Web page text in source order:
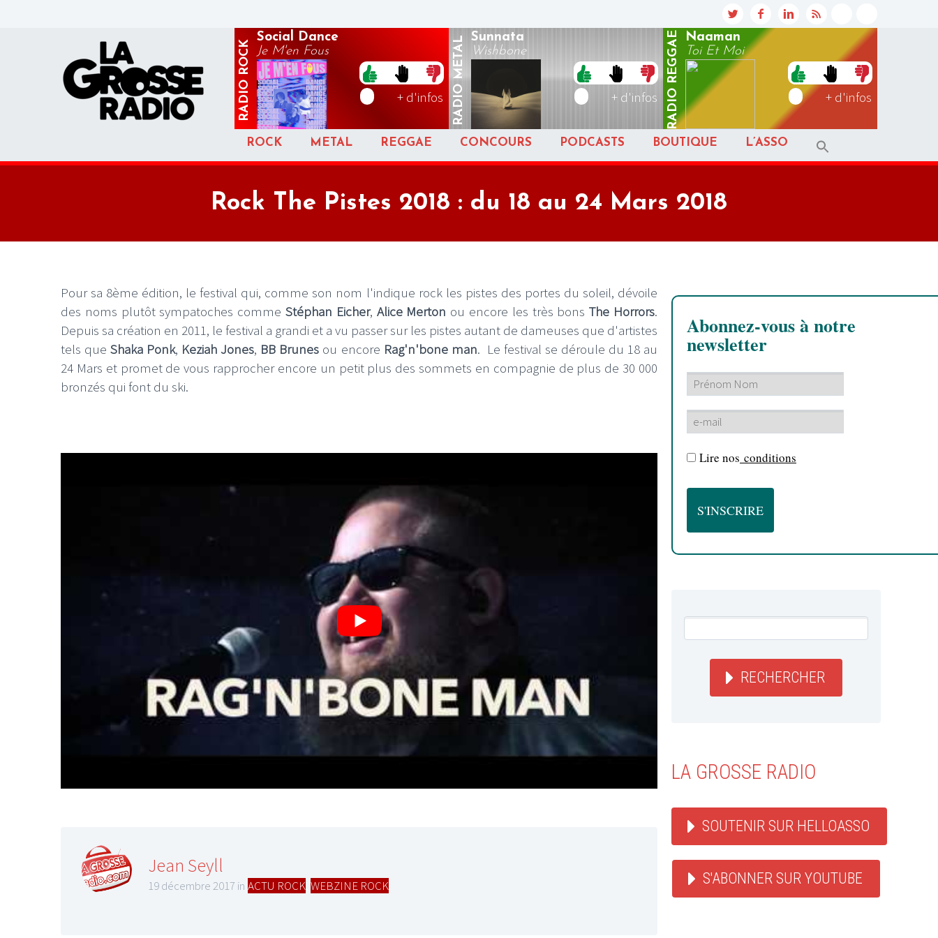
RADIO
ROCK
Social Dance
Je M'en Fous
+ d'infos RADIO
METAL Sunnata
Wishbone
+ d'infos RADIO
REGGAE
Naaman
Toi Et Moi
+ d'infos
ROCK METAL REGGAE CONCOURS PODCASTS BOUTIQUE L’ASSO
Rock The Pistes 2018 : du 18 au 24 Mars 2018
Pour sa 8ème édition, le festival qui, comme son nom l'indique rock les pistes des portes du soleil, dévoile
des noms plutôt sympatoches comme Stéphan Eicher, Alice Merton ou encore les très bonsThe Horrors.
Depuis sa création en 2011, le festival a grandi et a vu passer sur les pistes autant de dameuses que d'artistes
tels queShaka Ponk, Keziah Jones, BB Brunes ou encore Rag'n'bone man. Le festival se déroule du 18 au
24 Mars et promet de vous rapprocher encore un petit plus des sommets en compagnie de plus de 30 000
bronzés qui font du ski.
Jean Seyll
19 décembre 2017 in ACTU ROCK WEBZINE ROCK
Abonnez-vous à notre
newsletter
Lire nos conditions
RECHERCHER
LA GROSSE RADIO
SOUTENIR SUR HELLOASSO
S'ABONNER SUR YOUTUBE